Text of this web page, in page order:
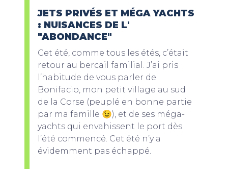
JETS PRIVÉS ET MÉGA YACHTS
: NUISANCES DE L'
"ABONDANCE"
Cet été, comme tous les étés, c’était
retour au bercail familial. J’ai pris
l’habitude de vous parler de
Bonifacio, mon petit village au sud
de la Corse (peuplé en bonne partie
par ma famille 😉), et de ses méga-
yachts qui envahissent le port dès
l’été commencé. Cet été n’y a
évidemment pas échappé.